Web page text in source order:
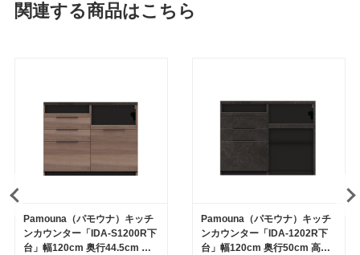
関連する商品はこちら
Pamouna（パモウナ）キッチ
ンカウンター「IDA-S1200R下
台」幅120cm 奥行44.5cm 高
Pamouna（パモウナ）キッチ
ンカウンター「IDA-1202R下
台」幅120cm 奥行50cm 高さ